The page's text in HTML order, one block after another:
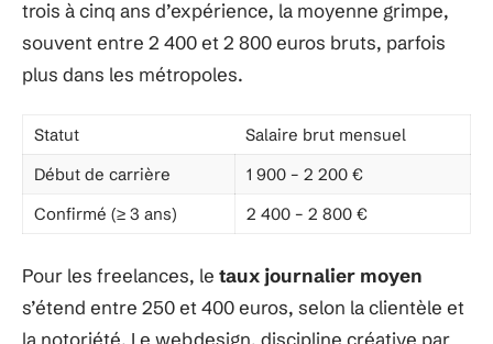
trois à cinq ans d’expérience, la moyenne grimpe,
souvent entre 2 400 et 2 800 euros bruts, parfois
plus dans les métropoles.
Statut
Salaire brut mensuel
Début de carrière
1 900 – 2 200 €
Confirmé (≥ 3 ans)
2 400 – 2 800 €
Pour les freelances, le taux journalier moyen
s’étend entre 250 et 400 euros, selon la clientèle et
la notoriété. Le webdesign, discipline créative par